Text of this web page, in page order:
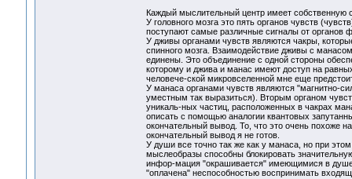
Каждый мыслительный центр имеет собственную
У головного мозга это пять органов чувств
поступают самые различные сигналы от органов
У дживы органами чувств являются чакры,
спинного мозга. Взаимодействие дживы с
единены. Это объединение с одной стороны
которому и джива и манас имеют доступ на
человече-ской микровселенной мне еще
У манаса органами чувств являются "магнитно-
уместным так выразиться). Вторым органом
уникаль-ных частиц, расположенных в чакрах
описать с помощью аналогии квантовых
окончательный вывод. То, что это очень похоже
окончательный вывод я не готов.
У души все точно так же как у манаса, но при
мыслеобразы способны блокировать
инфор-мация "окрашивается" имеющимися в
"оплачена" неспособностью воспринимать